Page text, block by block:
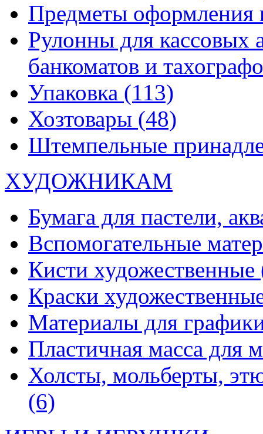
Предметы оформления
Рулонны для кассовых
банкоматов и
Упаковка (113)
Хозтовары (48)
Штемпельные
ХУДОЖНИКАМ
Бумага для пастели,
Вспомогательные
Кисти художественные
Краски
Материалы для
Пластичная масса для
Холсты, мольберты,
(6)